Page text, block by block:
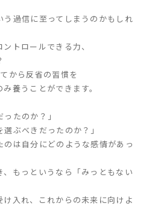
う過信に至ってしまうのかもしれ
トロールできる力、
から反省の習慣を
養うことができます。
たのか？」
ぶべきだったのか？」
のは自分にどのような感情があっ
もっというなら「みっともない
入れ、これからの未来に向けよ